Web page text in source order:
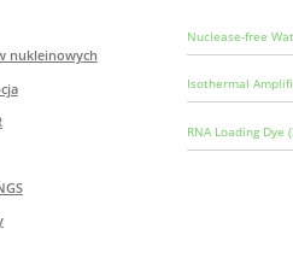
Nuclease-free
Isothermal
RNA Loading Dye
nukleinowych